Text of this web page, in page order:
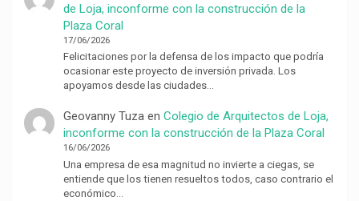
de Loja, inconforme con la construcción de la
Plaza Coral
17/06/2026
Felicitaciones por la defensa de los impacto que podría
ocasionar este proyecto de inversión privada. Los
apoyamos desde las ciudades…
Geovanny Tuzaen Colegio de Arquitectos de Loja,
inconforme con la construcción de la Plaza Coral
16/06/2026
Una empresa de esa magnitud no invierte a ciegas, se
entiende que los tienen resueltos todos, caso contrario el
económico…